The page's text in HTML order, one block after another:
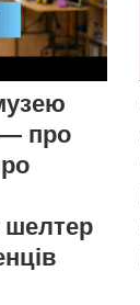
про
шелтер